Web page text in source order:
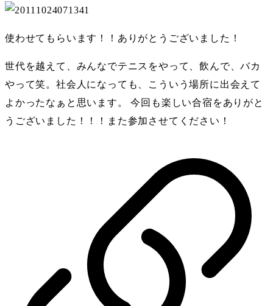
使わせてもらいます！！ありがとうございました！
世代を越えて、みんなでテニスをやって、飲んで、バカ
やって笑。社会人になっても、こういう場所に出会えて
よかったなぁと思います。 今回も楽しい合宿をありがと
うございました！！！また参加させてください！